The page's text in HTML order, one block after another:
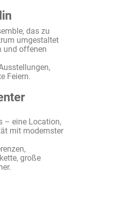
das zu
umgestaltet
und offenen
,
Feiern.
– eine Location,
mit modernster
,
, große